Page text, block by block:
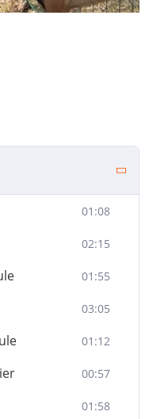
01:08
02:15
01:55
03:05
01:12
00:57
01:58